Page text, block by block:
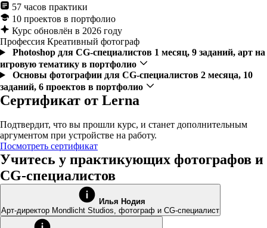
57 часов практики
10 проектов в портфолио
Курс обновлён в 2026 году
Профессия Креативный фотограф
Photoshop для CG-специалистов 1 месяц, 9 заданий, арт на
игровую тематику в портфолио
Основы фотографии для CG-специалистов 2 месяца, 10
заданий, 6 проектов в портфолио
Сертификат от Lerna
Подтвердит, что вы прошли курс, и станет дополнительным
аргументом при устройстве на работу.
Посмотреть сертификат
Учитесь у практикующих фотографов и
CG-специалистов
Илья Нодия
Арт-директор Mondlicht Studios, фотограф и CG-специалист